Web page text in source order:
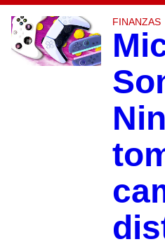
FINANZAS